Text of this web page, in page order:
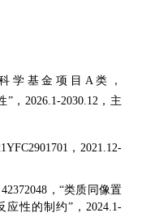
学基金项 目A类，
”，2026.1-2030.12，主
，2021.12-
42372048，“类质同像置
性的制约”，2024.1-